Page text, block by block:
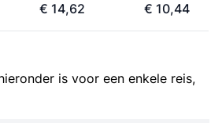
€ 14,62 € 10,44
is voor een enkele reis,